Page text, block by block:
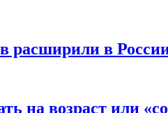
расширили в
на возраст или